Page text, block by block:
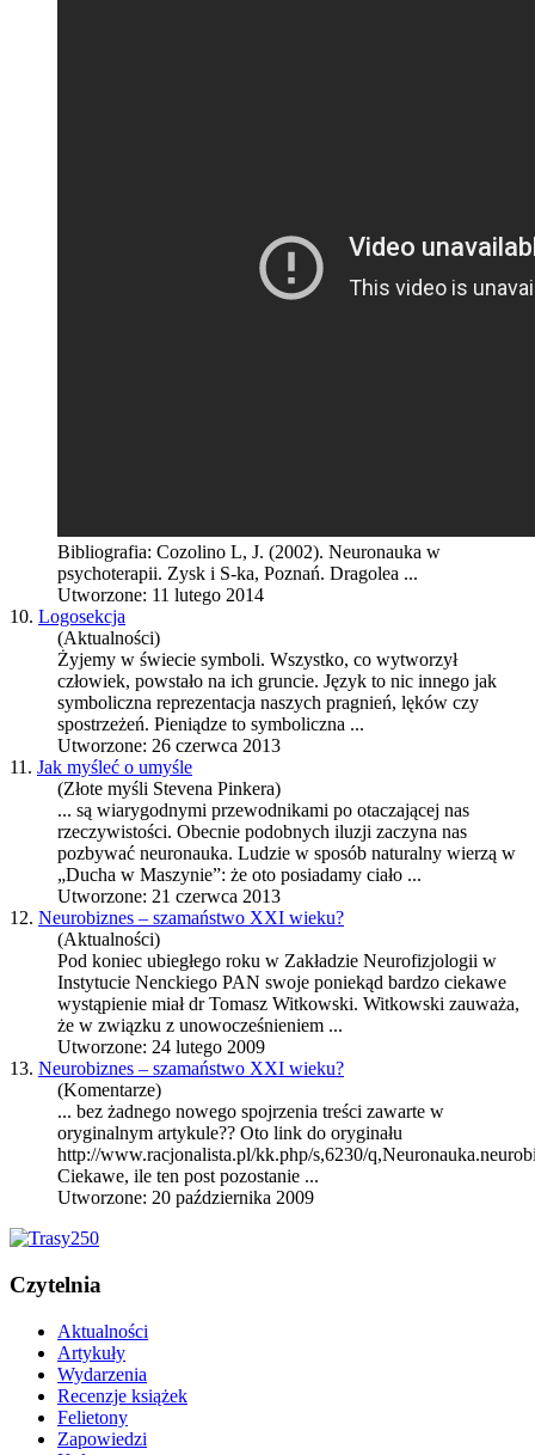
Bibliografia: Cozolino L, J. (2002). Neuronauka w
psychoterapii. Zysk i S-ka, Poznań. Dragolea ...
Utworzone: 11 lutego 2014
10. Logosekcja
(Aktualności)
Żyjemy w świecie symboli. Wszystko, co wytworzył
człowiek, powstało na ich gruncie. Język to nic innego jak
symboliczna reprezentacja naszych pragnień, lęków czy
spostrzeżeń. Pieniądze to symboliczna ...
Utworzone: 26 czerwca 2013
11. Jak myśleć o umyśle
(Złote myśli Stevena Pinkera)
... są wiarygodnymi przewodnikami po otaczającej nas
rzeczywistości. Obecnie podobnych iluzji zaczyna nas
pozbywać neuronauka. Ludzie w sposób naturalny wierzą w
„Ducha w Maszynie”: że oto posiadamy ciało ...
Utworzone: 21 czerwca 2013
12. Neurobiznes – szamaństwo XXI wieku?
(Aktualności)
Pod koniec ubiegłego roku w Zakładzie Neurofizjologii w
Instytucie Nenckiego PAN swoje poniekąd bardzo ciekawe
wystąpienie miał dr Tomasz Witkowski. Witkowski zauważa,
że w związku z unowocześnieniem ...
Utworzone: 24 lutego 2009
13. Neurobiznes – szamaństwo XXI wieku?
(Komentarze)
... bez żadnego nowego spojrzenia treści zawarte w
oryginalnym artykule?? Oto link do oryginału
http://www.racjonalista.pl/kk.php/s,6230/q,Neuronauka
Ciekawe, ile ten post pozostanie ...
Utworzone: 20 października 2009
Czytelnia
Aktualności
Artykuły
Wydarzenia
Recenzje książek
Felietony
Zapowiedzi